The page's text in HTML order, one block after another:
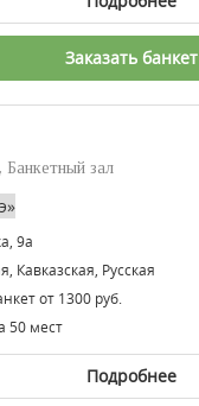
Заказать банкет
Банкетный зал
9а
Кавказская, Русская
от 1300 руб.
50 мест
Подробнее